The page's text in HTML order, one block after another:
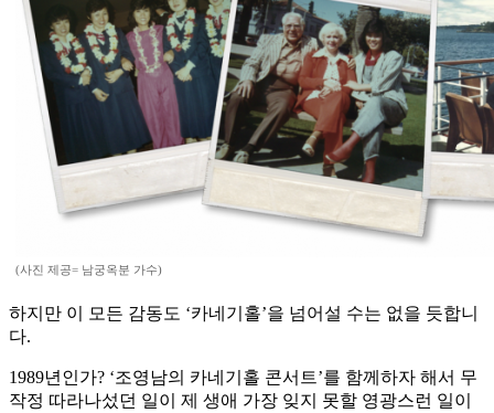
(사진 제공= 남궁옥분 가수)
하지만 이 모든 감동도 ‘카네기홀’을 넘어설 수는 없을 듯합니
다.
1989년인가? ‘조영남의 카네기홀 콘서트’를 함께하자 해서 무
작정 따라나섰던 일이 제 생애 가장 잊지 못할 영광스런 일이